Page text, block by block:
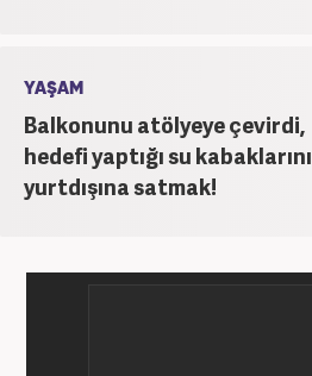
YAŞAM
Balkonunu atölyeye çevirdi,
hedefi yaptığı su kabaklarını
yurtdışına satmak!